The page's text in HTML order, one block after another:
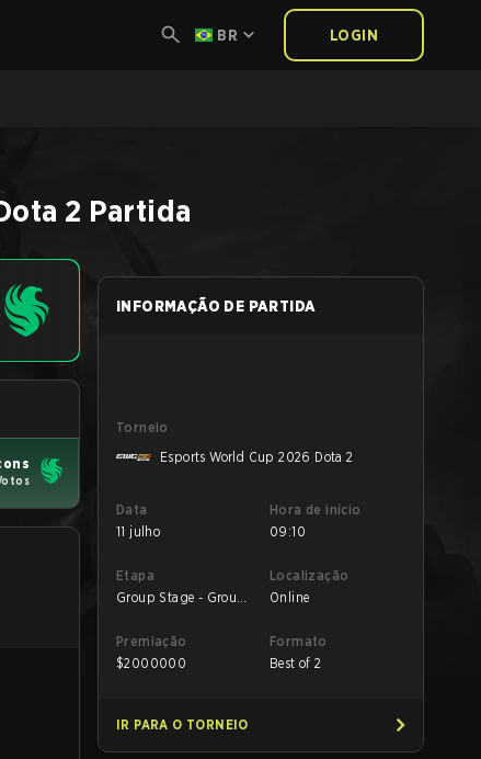
BR LOGIN
2 Partida
INFORMAÇÃO DE PARTIDA
Torneio
Esports World Cup 2026 Dota 2
Data
11 julho
Hora de início
09:10
Etapa
Group Stage - Group
Localização
Online
Premiação
$2000000
Formato
Best of 2
IR PARA O TORNEIO